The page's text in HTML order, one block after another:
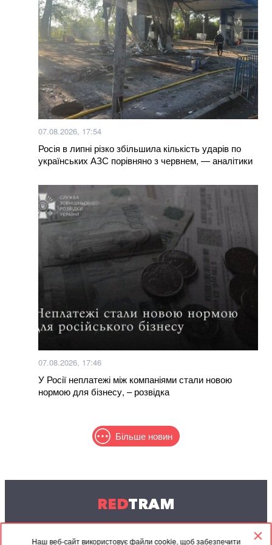
Наш веб-сайт використовує файли cookie, щоб забезпечити
07.08.2026, 17:54
Росія в липні різко збільшила кількість ударів по
українських АЗС порівняно з червнем, — аналітики
07.08.2026, 17:46
У Росії неплатежі між компаніями стали новою
нормою для бізнесу, – розвідка
Більше новин
REDTRAM
© 2004-2026 Redtram, Ltd.